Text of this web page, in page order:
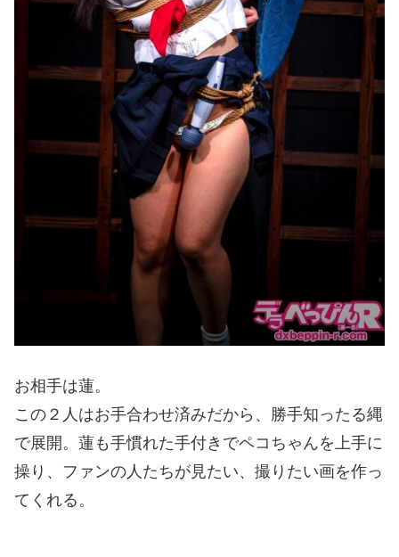
お相手は蓮。
この２人はお手合わせ済みだから、勝手知ったる縄
で展開。蓮も手慣れた手付きでペコちゃんを上手に
操り、ファンの人たちが見たい、撮りたい画を作っ
てくれる。